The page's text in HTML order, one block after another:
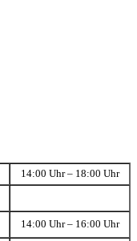
14:00 Uhr – 18:00 Uhr
14:00 Uhr – 16:00 Uhr